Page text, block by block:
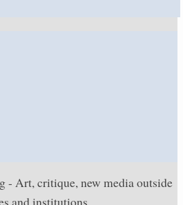
- Art, critique, new media outside
and institutions.